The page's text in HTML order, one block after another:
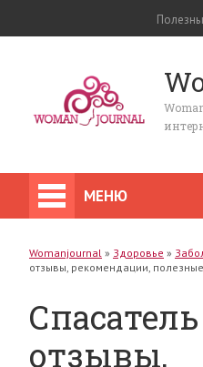
МЕНЮ
Womanjournal » Здоровье »
отзывы, рекомендации,
отзывы,